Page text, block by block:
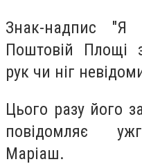
Знак-надпис
Поштовій Площі
рук чи ніг
Цього разу його
повідомляє
Маріаш.